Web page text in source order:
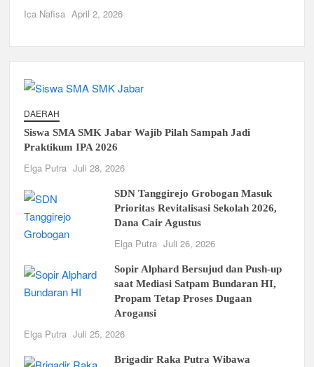
Ica Nafisa April 2, 2026
DAERAH
Siswa SMA SMK Jabar Wajib Pilah Sampah Jadi
Praktikum IPA 2026
Elga Putra Juli 28, 2026
SDN Tanggirejo Grobogan Masuk
Prioritas Revitalisasi Sekolah 2026,
Dana Cair Agustus
Elga Putra Juli 26, 2026
Sopir Alphard Bersujud dan Push-up
saat Mediasi Satpam Bundaran HI,
Propam Tetap Proses Dugaan
Arogansi
Elga Putra Juli 25, 2026
Brigadir Raka Putra Wibawa